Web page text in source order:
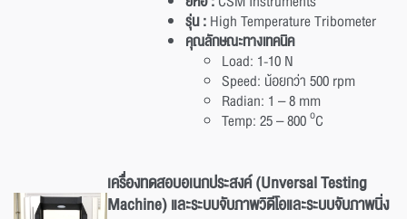
รุ่น :High Temperature Tribometer
คุณลักษณะทางเทคนิค
Load: 1-10 N
Speed: น้อยกว่า 500 rpm
Radian: 1 – 8 mm
Temp: 25 – 800oC
เครื่องทดสอบอเนกประสงค์(Unversal Testing
Machine)และระบบจับภาพวิดีโอและระบบจับภาพนิ่ง